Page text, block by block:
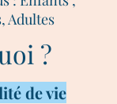
Adultes
?
de vie